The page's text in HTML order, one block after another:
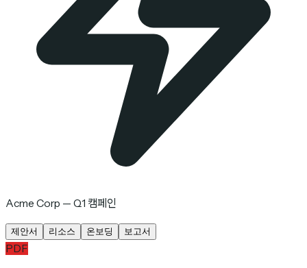
Acme Corp — Q1 캠페인
제안서 리소스 온보딩 보고서
PDF